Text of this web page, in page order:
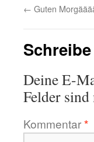
← Guten
Deine E-
Felder
Kommentar*